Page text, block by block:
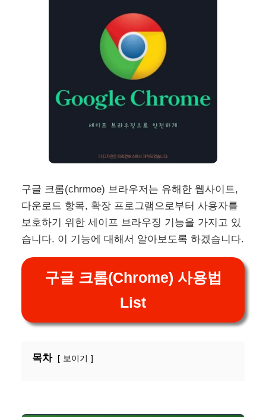
구글 크롬(chrmoe) 브라우저는 유해한 웹사이트,
다운로드 항목, 확장 프로그램으로부터 사용자를
보호하기 위한 세이프 브라우징 기능을 가지고 있
습니다. 이 기능에 대해서 알아보도록 하겠습니다.
구글 크롬(Chrome) 사용법
List
목차 보이기